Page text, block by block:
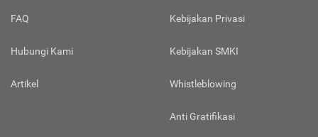
FAQ
Hubungi Kami
Artikel
Kebijakan Privasi
Kebijakan SMKI
Whistleblowing
Anti Gratifikasi